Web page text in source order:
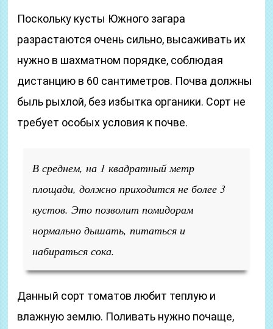
Поскольку кусты Южного загара
разрастаются очень сильно, высаживать их
нужно в шахматном порядке, соблюдая
дистанцию в 60 сантиметров. Почва должны
быль рыхлой, без избытка органики. Сорт не
требует особых условия к почве.
В среднем, на 1 квадратный метр
площади, должно приходится не более 3
кустов. Это позволит помидорам
нормально дышать, питаться и
набираться сока.
Данный сорт томатов любит теплую и
влажную землю. Поливать нужно почаще,